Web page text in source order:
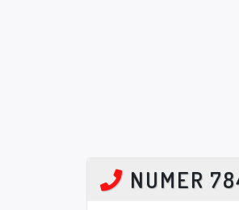
NUMER